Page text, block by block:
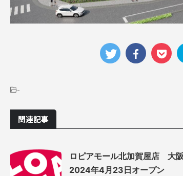
-
関連記事
ロピアモール北加賀屋店 大
2024年4月23日オープン